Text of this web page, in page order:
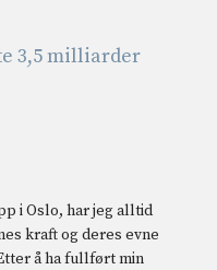
3,5 milliarder
i Oslo, har jeg alltid
kraft og deres evne
å ha fullført min